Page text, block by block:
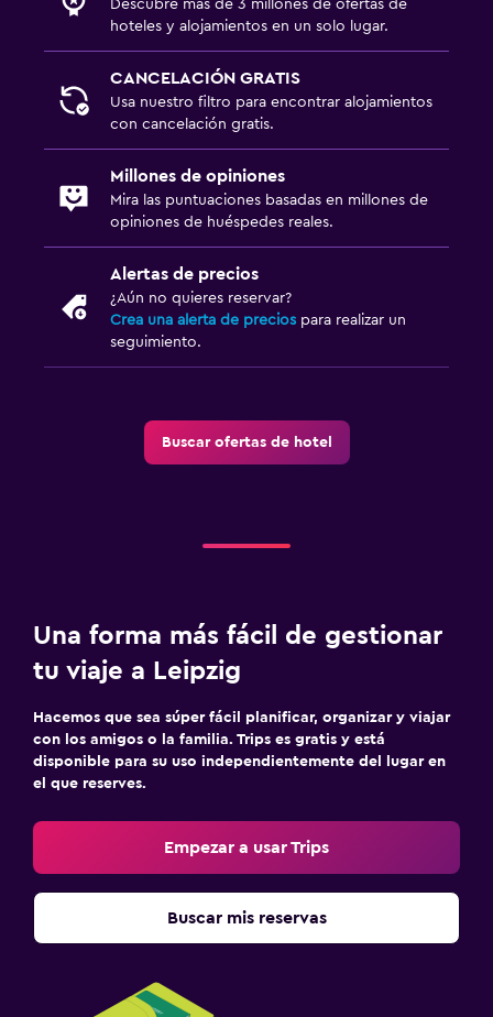
Descubre más de 3 millones de ofertas de
hoteles y alojamientos en un solo lugar.
CANCELACIÓN GRATIS
Usa nuestro filtro para encontrar alojamientos
con cancelación gratis.
Millones de opiniones
Mira las puntuaciones basadas en millones de
opiniones de huéspedes reales.
Alertas de precios
¿Aún no quieres reservar?
Crea una alerta de precios para realizar un
seguimiento.
Buscar ofertas de hotel
Una forma más fácil de gestionar
tu viaje a Leipzig
Hacemos que sea súper fácil planificar, organizar y viajar
con los amigos o la familia. Trips es gratis y está
disponible para su uso independientemente del lugar en
el que reserves.
Empezar a usar Trips
Buscar mis reservas